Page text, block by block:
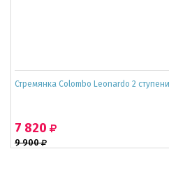
Стремянка Colombo Leonardo 2
9 900
7 820